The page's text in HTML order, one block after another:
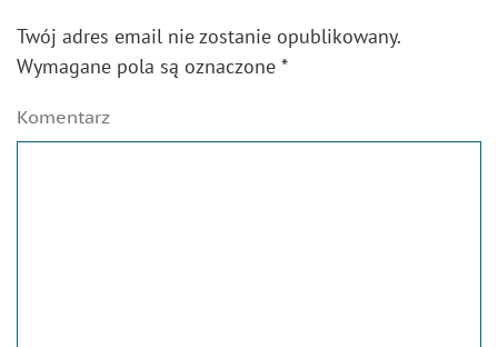
Twój adres email nie zostanie opublikowany.
Wymagane pola są oznaczone *
Komentarz